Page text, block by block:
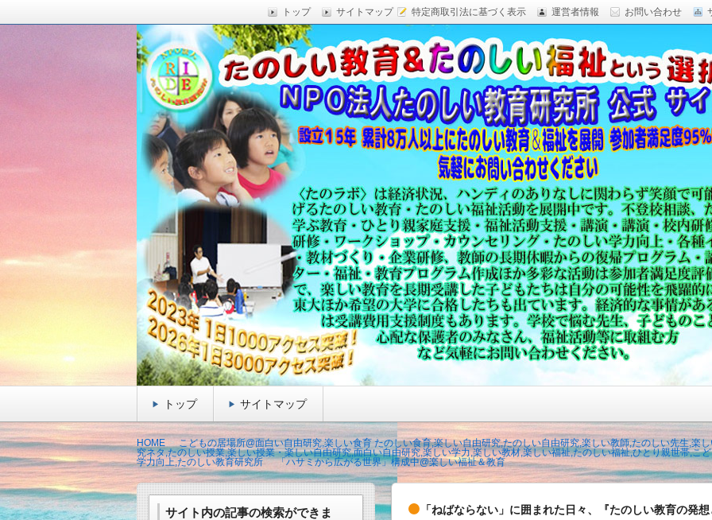
特定商取引法に基づく表示 運営者情報 お問い合わせ
トップ サイトマップ
たのしい教育研究所（沖縄）公式サイト
楽しい授業,たのしい授業,楽しい自由研究,面白い自由研究,楽しい福祉活動,楽しい授業がした
い,RIDE,沖縄県 教育,たのしい授業,たのしい教育 日本一,Research Institute Delightful
Education,楽しい授業,教育技術,教育方法,内発的動機づけ,沖縄 学力問題,教材 ネタ,授業ネタ,学
力向上,教育技術,教育方法,沖縄 教育問題,enjoyable educationes,グッジョブ,カリスマ教師,沖縄
教員採用試験,沖縄 教育,たのしい教育,沖縄の学力,仮説実験授業,たのしい講演,楽しい講演,楽しい
科学,たのしい科学,たのしく学び 一生ものの「賢さ・学力」を,自由研究,いっきゅう先生,いっきゅ
う,いっきゅうハカセ,アドラー 心理学,面白い,沖縄 学力問題,授業名人,RIDE,PEALカウンセリン
グ,教員採用試験,名人,採用試験,合格,セミナー,研修,板倉聖宣,ＬＥＡＰカウンセリング,LEAP,学力
向上,沖縄の教育,たのしい学力,補習,読み語り,読み聞かせ,授業ネタ,授業アイディア,教育をたのし
さでクリエイトするプロフェッショなる集団,学ぶこと本来のたのしさと賢さを沖縄から世界へ,設
立四年で17000人以上に授業を実施,99％の高い評価,仮説実験授,楽しい学力向上,たのしい学力,自
由研究.しまくとぅば,島言葉,
トップ サイトマップ
HOME
こどもの居場所@面白い自由研究,楽しい食育 たのしい食育,楽しい自由研究,たのしい自由研究,楽しい教師,たのしい先生,楽
究ネタ,たのしい授業,楽しい授業・楽しい自由研究,面白い自由研究,楽しい学力,楽しい教材,楽しい福祉,たのしい福祉,ひとり親世帯,こ
学力向上,たのしい教育研究所
「ハサミから広がる世界」構成中@楽しい福祉＆教育
「ねばならない」に囲まれた日々、『たのしい教育の発
サイト内の記事の検索ができま